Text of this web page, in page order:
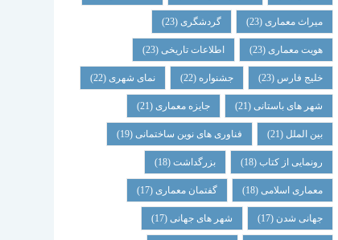
میراث معماری(23) گردشگری(23)
هویت معماری(23) اطلاعات تاریخی(23)
خلیج فارس (23) جشنواره (22) نمای شهری(22)
شهر های باستانی(21) جایزه معماری(21)
بین الملل (21) فناوری های نوین ساختمانی(19)
رونمایی از کتاب(18) بزرگداشت(18)
معماری اسلامی(18) گفتمان معماری(17)
جهانی شدن (17) شهر های جهانی(17)